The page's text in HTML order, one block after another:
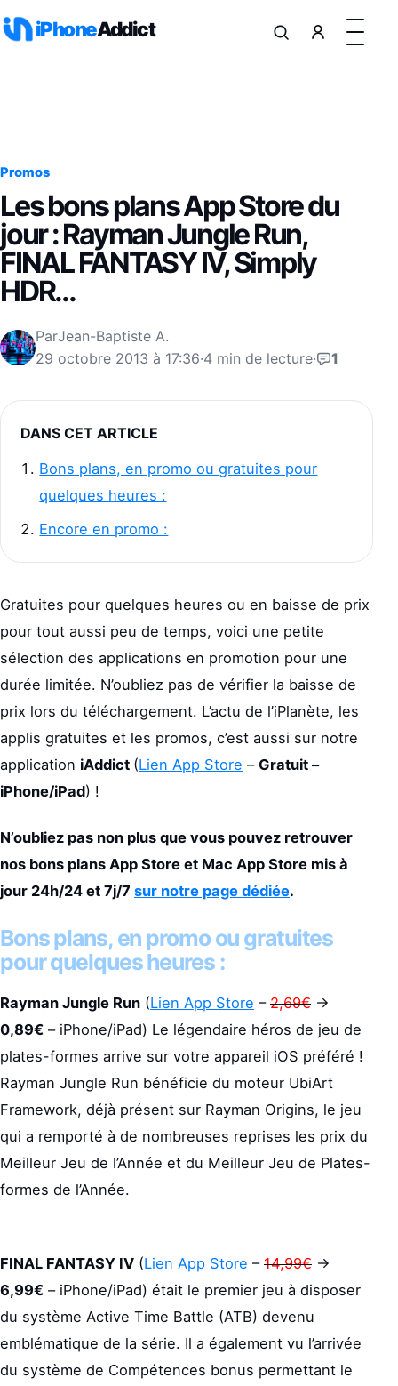
iPhoneAddict
Promos
Les bons plans App Store du
jour : Rayman Jungle Run,
FINAL FANTASY IV, Simply
HDR…
ParJean-Baptiste A.
29 octobre 2013 à 17:36·4 min de lecture· 1
DANS CET ARTICLE
Bons plans, en promo ou gratuites pour
quelques heures :
Encore en promo :
Gratuites pour quelques heures ou en baisse de prix
pour tout aussi peu de temps, voici une petite
sélection des applications en promotion pour une
durée limitée. N’oubliez pas de vérifier la baisse de
prix lors du téléchargement. L’actu de l’iPlanète, les
applis gratuites et les promos, c’est aussi sur notre
application iAddict (Lien App Store – Gratuit –
iPhone/iPad) !
N’oubliez pas non plus que vous pouvez retrouver
nos bons plans App Store et Mac App Store mis à
jour 24h/24 et 7j/7 sur notre page dédiée.
Bons plans, en promo ou gratuites
pour quelques heures :
Rayman Jungle Run (Lien App Store – 2,69€ ->
0,89€ – iPhone/iPad) Le légendaire héros de jeu de
plates-formes arrive sur votre appareil iOS préféré !
Rayman Jungle Run bénéficie du moteur UbiArt
Framework, déjà présent sur Rayman Origins, le jeu
qui a remporté à de nombreuses reprises les prix du
Meilleur Jeu de l’Année et du Meilleur Jeu de Plates-
formes de l’Année.
FINAL FANTASY IV (Lien App Store – 14,99€ ->
6,99€ – iPhone/iPad) était le premier jeu à disposer
du système Active Time Battle (ATB) devenu
emblématique de la série. Il a également vu l’arrivée
du système de Compétences bonus permettant le